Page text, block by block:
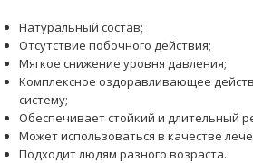
Натуральный состав;
Отсутствие побочного действия;
Мягкое снижение уровня давления;
Комплексное оздоравливающее
систему;
Обеспечивает стойкий и длительный
Может использоваться в качестве
Подходит людям разного возраста.